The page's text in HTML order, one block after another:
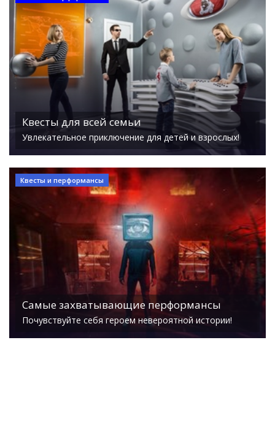
Квесты для всей семьи
Увлекательное приключение для детей и взрослых!
Квесты и перформансы
Самые захватывающие перформансы
Почувствуйте себя героем невероятной истории!